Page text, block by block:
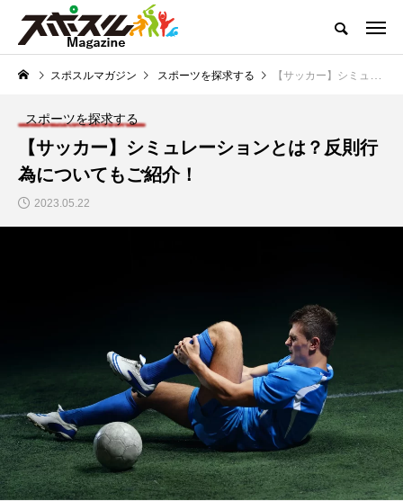
どこよりも熱くお届けするスポーツコンテンツ
スポスルマガジンTOP 全ての記事一覧 ライター一覧 クチ
NEW POST スポスルマガジンの最新記事
トップ選手への道のり
【ボウリング】プロテ
ストの実施内容と合格
率や年齢制限などをご
紹介！
HIT
2023.10.13
【サッカー】小学生向
けルール一覧｜初心者
でもすぐにわかる解
説！
HIT
2023.08.23
スポスルマガジン スポーツを探求する 【サッカー】シミュレーションとは？反則行為についてもご紹介！
スポーツを探求する
【サッカー】シミュレーションとは？反則行
為についてもご紹介！
2023.05.22